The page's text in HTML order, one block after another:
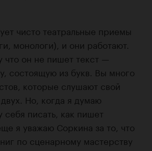
чисто театральные приемы
монологи), и они работают.
что он не пишет текст —
состоящую из букв. Вы много
которые слушают свой
Но, когда я думаю
себя писать, как пишет
я уважаю Соркина за то, что
по сценарному мастерству